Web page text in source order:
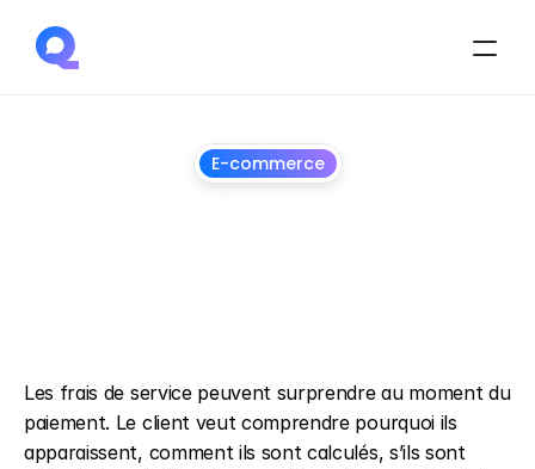
E-commerce
Les frais de service peuvent surprendre au moment du
paiement. Le client veut comprendre pourquoi ils
apparaissent, comment ils sont calculés, s’ils sont